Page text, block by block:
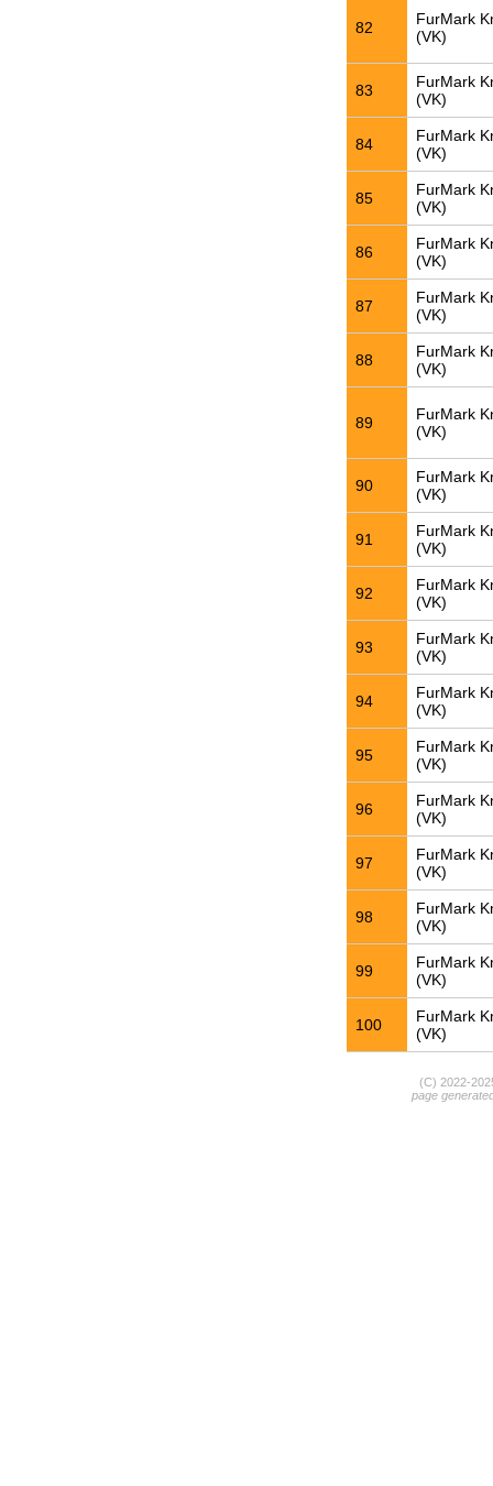
82
FurMark
(VK)
83
FurMark
(VK)
84
FurMark
(VK)
85
FurMark
(VK)
86
FurMark
(VK)
87
FurMark
(VK)
88
FurMark
(VK)
89
FurMark
(VK)
90
FurMark
(VK)
91
FurMark
(VK)
92
FurMark
(VK)
93
FurMark
(VK)
94
FurMark
(VK)
95
FurMark
(VK)
96
FurMark
(VK)
97
FurMark
(VK)
98
FurMark
(VK)
99
FurMark
(VK)
100
FurMark
(VK)
(C) 2022-
page